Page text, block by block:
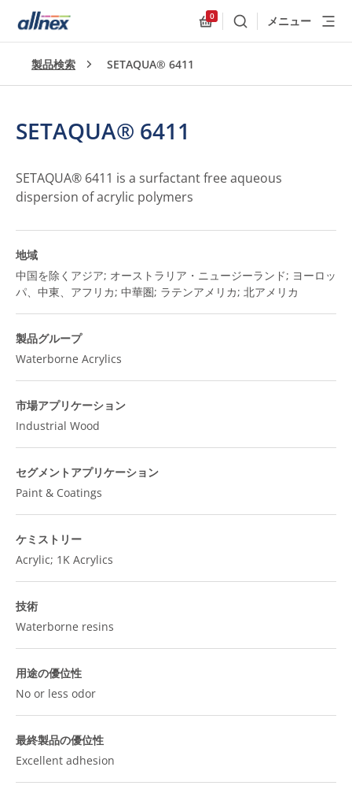
0
検索 メニュー
製品検索 SETAQUA® 6411
SETAQUA® 6411
SETAQUA® 6411 is a surfactant free aqueous
dispersion of acrylic polymers
地域
中国を除くアジア; オーストラリア・ニュージーランド; ヨーロッ
パ、中東、アフリカ; 中華圏; ラテンアメリカ; 北アメリカ
製品グループ
Waterborne Acrylics
市場アプリケーション
Industrial Wood
セグメントアプリケーション
Paint & Coatings
ケミストリー
Acrylic; 1K Acrylics
技術
Waterborne resins
用途の優位性
No or less odor
最終製品の優位性
Excellent adhesion